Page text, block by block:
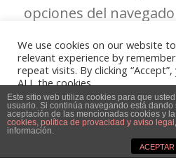
opciones del
Puede permitir o
así como borrar sus
navegación (incluidas
el navegador que
las opciones e
Este sitio web utiliza cookies para que
usuario. Si continúa navegando está
aceptación de las mencionadas cookies y
cookies, política de provacidad y aviso legal
información.
ACEPTAR
We use cookies on our website
relevant experience by
repeat visits. By clicking
ALL the cookies.
Do not sell my personal
Cookie Settings Accept